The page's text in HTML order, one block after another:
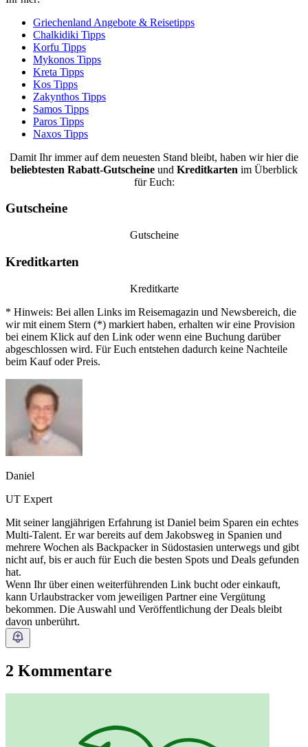
Griechenland Angebote & Reisetipps
Chalkidiki Tipps
Korfu Tipps
Mykonos Tipps
Kreta Tipps
Kos Tipps
Zakynthos Tipps
Samos Tipps
Paros Tipps
Naxos Tipps
Damit Ihr immer auf dem neuesten Stand bleibt, haben wir hier die
beliebtesten Rabatt-Gutscheine und Kreditkarten im Überblick
für Euch:
Gutscheine
Gutscheine
Kreditkarten
Kreditkarte
* Hinweis: Bei allen Links im Reisemagazin und Newsbereich, die
wir mit einem Stern (*) markiert haben, erhalten wir eine Provision
bei einem Klick auf den Link oder wenn eine Buchung darüber
abgeschlossen wird. Für Euch entstehen dadurch keine Nachteile
beim Kauf oder Preis.
Daniel
UT Expert
Mit seiner langjährigen Erfahrung ist Daniel beim Sparen ein echtes
Multi-Talent. Er war bereits auf dem Jakobsweg in Spanien und
mehrere Wochen als Backpacker in Südostasien unterwegs und gibt
nicht auf, bis er auch für Euch die besten Spots und Deals gefunden
hat.
Wenn Ihr über einen weiterführenden Link bucht oder einkauft,
kann Urlaubstracker vom jeweiligen Partner eine Vergütung
bekommen. Die Auswahl und Veröffentlichung der Deals bleibt
davon unberührt.
2 Kommentare